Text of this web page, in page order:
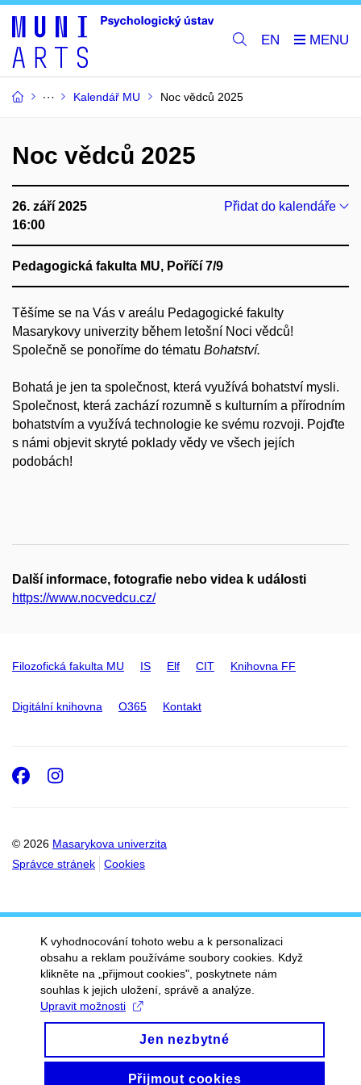
EN
Kalendář MU Noc vědců 2025
Noc vědců 2025
26. září 2025
16:00
Přidat do kalendáře
Pedagogická fakulta MU, Poříčí 7/9
Těšíme se na Vás v areálu Pedagogické fakulty
Masarykovy univerzity během letošní Noci vědců!
Společně se ponoříme do tématu Bohatství.
Bohatá je jen ta společnost, která využívá bohatství mysli.
Společnost, která zachází rozumně s kulturním a přírodním
bohatstvím a využívá technologie ke svému rozvoji. Pojďte
s námi objevit skryté poklady vědy ve všech jejích
podobách!
Další informace, fotografie nebo videa k události
https://www.nocvedcu.cz/
Filozofická fakulta MU IS Elf CIT Knihovna FF
Digitální knihovna O365 Kontakt
© 2026 Masarykova univerzita
Správce stránek
Cookies
Facebook
Instagram
K vyhodnocování tohoto webu a k personalizaci
obsahu a reklam používáme soubory cookies. Když
klikněte na „přijmout cookies", poskytnete nám
souhlas k jejich uložení, správě a analýze.
Upravit možnosti
Jen nezbytné
Přijmout cookies